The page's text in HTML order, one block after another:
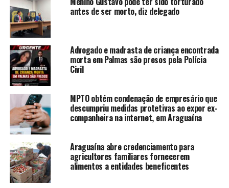
antes de ser morto, diz delegado
Advogado e madrasta de criança encontrada
morta em Palmas são presos pela Polícia
Civil
MPTO obtém condenação de empresário que
descumpriu medidas protetivas ao expor ex-
companheira na internet, em Araguaína
Araguaína abre credenciamento para
agricultores familiares fornecerem
alimentos a entidades beneficentes